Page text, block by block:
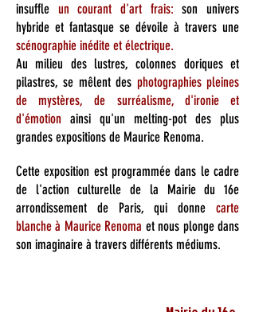
insuffle un courant d'art frais: son univers
hybride et fantasque se dévoile à travers une
scénographie inédite et électrique.
Au milieu des lustres, colonnes doriques et
pilastres, se mêlent des photographies pleines
de mystères, de surréalisme, d'ironie et
d'émotion ainsi qu'un melting-pot des plus
grandes expositions de Maurice Renoma.
Cette exposition est programmée dans le cadre
de l'action culturelle de la Mairie du 16e
arrondissement de Paris, qui donne carte
blanche à Maurice Renoma et nous plonge dans
son imaginaire à travers différents médiums.